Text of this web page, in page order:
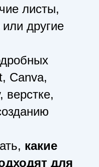
листы,
другие
Canva,
верстке,
какие
для